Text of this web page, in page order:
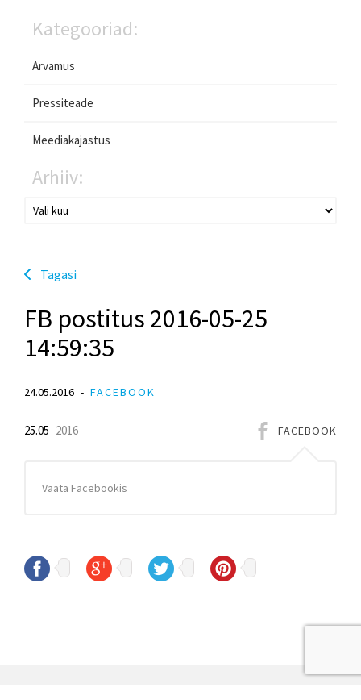
Kategooriad:
Arvamus
Pressiteade
Meediakajastus
Arhiiv:
Tagasi
FB postitus 2016-05-25
14:59:35
24.05.2016 FACEBOOK
FACEBOOK
25.05 2016
Vaata Facebookis